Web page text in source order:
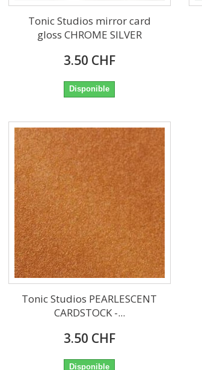
Tonic Studios mirror card
gloss CHROME SILVER
3.50 CHF
Disponible
Tonic Studios PEARLESCENT
CARDSTOCK -...
3.50 CHF
Disponible